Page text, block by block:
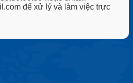
để xử lý và làm việc trực